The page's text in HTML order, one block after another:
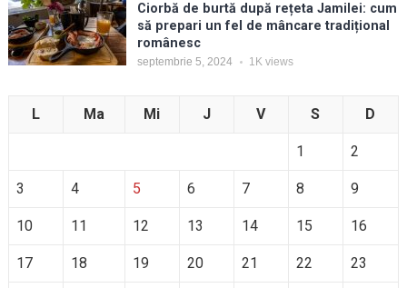
Ciorbă de burtă după rețeta Jamilei: cum
să prepari un fel de mâncare tradițional
românesc
septembrie 5, 2024 1Kviews
L Ma Mi J V S D
1 2
3 4 5 6 7 8 9
10 11 12 13 14 15 16
17 18 19 20 21 22 23